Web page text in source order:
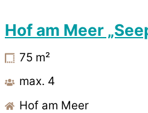
Hof am Meer
75 m²
max. 4
Hof am Meer